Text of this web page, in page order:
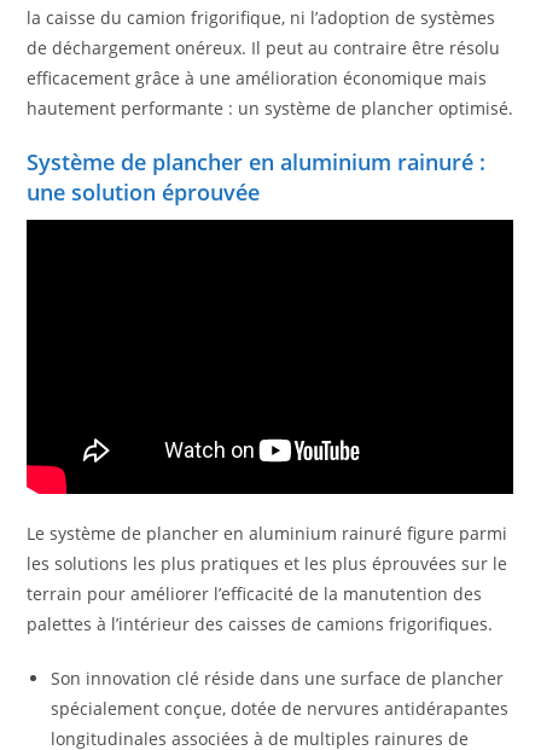
la caisse du camion frigorifique, ni l’adoption de systèmes
de déchargement onéreux. Il peut au contraire être résolu
efficacement grâce à une amélioration économique mais
hautement performante : un système de plancher optimisé.
Système de plancher en aluminium rainuré :
une solution éprouvée
Le système de plancher en aluminium rainuré figure parmi
les solutions les plus pratiques et les plus éprouvées sur le
terrain pour améliorer l’efficacité de la manutention des
palettes à l’intérieur des caisses de camions frigorifiques.
Son innovation clé réside dans une surface de plancher
spécialement conçue, dotée de nervures antidérapantes
longitudinales associées à de multiples rainures de